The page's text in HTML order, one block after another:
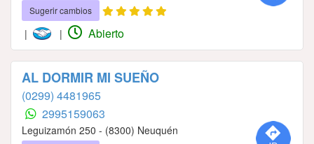
Sugerir cambios
| | Abierto
AL DORMIR MI SUEÑO
(0299) 4481965
2995159063
Leguizamón 250 - (8300) Neuquén